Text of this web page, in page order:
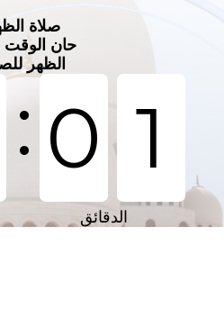
صلاة
حان الوقت
الظهر
: 0 1
الدقائق